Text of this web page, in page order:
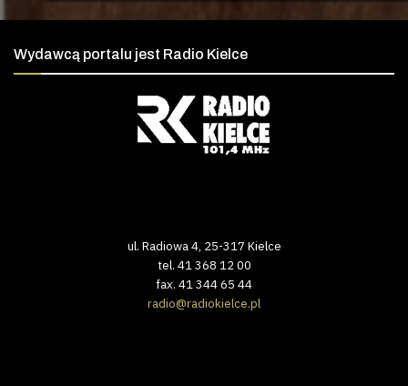
Wydawcą portalu jest Radio Kielce
ul. Radiowa 4, 25-317 Kielce
tel. 41 368 12 00
fax. 41 344 65 44
radio@radiokielce.pl